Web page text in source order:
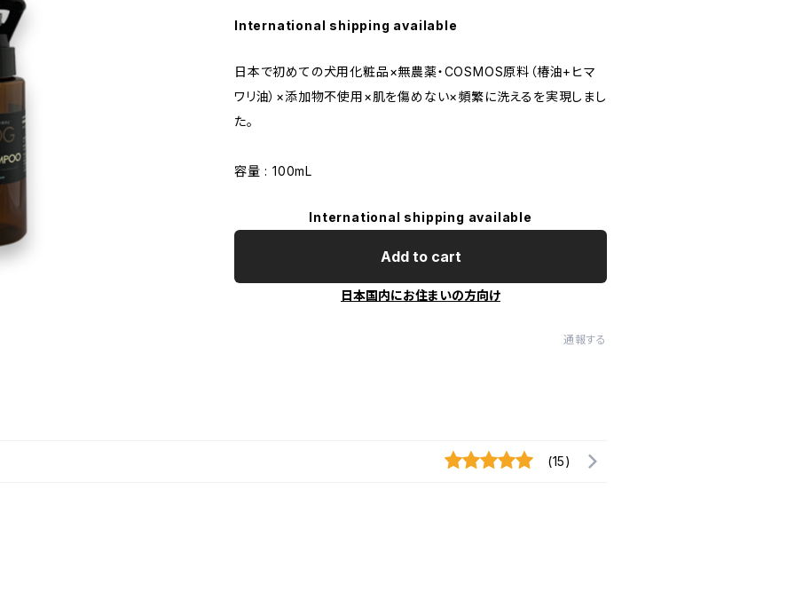
International shipping available
日本で初めての犬用化粧品×無農薬・COSMOS原料（椿油+ヒマ
ワリ油）×添加物不使用×肌を傷めない×頻繁に洗えるを実現しまし
た。
容量 : 100mL
International shipping available
Add to cart
日本国内にお住まいの方向け
通報する
(15)